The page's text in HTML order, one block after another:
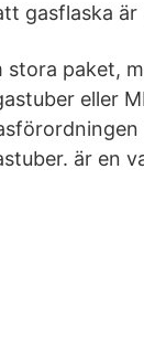
gasflaska är
stora paket,
eller
är en